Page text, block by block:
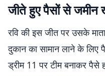
जीते हुए पैसों से जमीन
रवि की इस जीत पर उसके
दुकान का सामान लाने के
ड्रीम 11 पर टीम बनाकर पैसे